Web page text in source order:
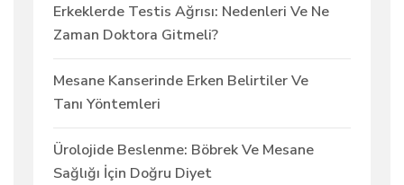
Erkeklerde Testis Ağrısı: Nedenleri Ve Ne
Zaman Doktora Gitmeli?
Mesane Kanserinde Erken Belirtiler Ve
Tanı Yöntemleri
Ürolojide Beslenme: Böbrek Ve Mesane
Sağlığı İçin Doğru Diyet